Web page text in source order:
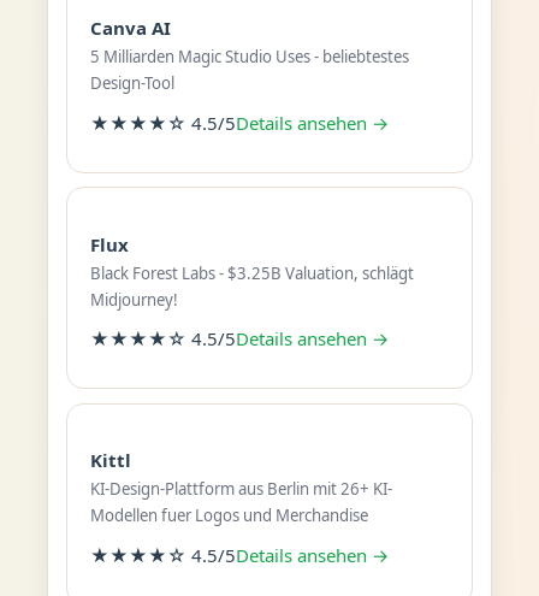
Canva AI
5 Milliarden Magic Studio Uses - beliebtestes
Design-Tool
★★★★☆ 4.5/5Details ansehen →
Flux
Black Forest Labs - $3.25B Valuation, schlägt
Midjourney!
★★★★☆ 4.5/5Details ansehen →
Kittl
KI-Design-Plattform aus Berlin mit 26+ KI-
Modellen fuer Logos und Merchandise
★★★★☆ 4.5/5Details ansehen →